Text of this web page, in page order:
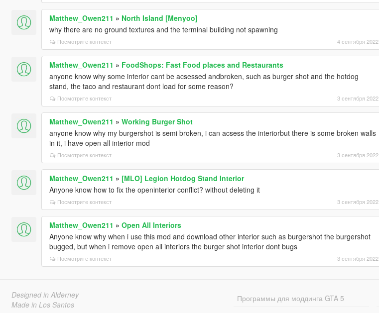
Matthew_Owen211 » North Island [Menyoo]
why there are no ground textures and the terminal building not spawning
Посмотрите контекст 4 сентября 2022
Matthew_Owen211 » FoodShops: Fast Food places and Restaurants
anyone know why some interior cant be acsessed andbroken, such as burger shot and the hotdog
stand, the taco and restaurant dont load for some reason?
Посмотрите контекст 3 сентября 2022
Matthew_Owen211 » Working Burger Shot
anyone know why my burgershot is semi broken, i can acsess the interiorbut there is some broken walls
in it, i have open all interior mod
Посмотрите контекст 3 сентября 2022
Matthew_Owen211 » [MLO] Legion Hotdog Stand Interior
Anyone know how to fix the openinterior conflict? without deleting it
Посмотрите контекст 3 сентября 2022
Matthew_Owen211 » Open All Interiors
Anyone know why when i use this mod and download other interior such as burgershot the burgershot
bugged, but when i remove open all interiors the burger shot interior dont bugs
Посмотрите контекст 3 сентября 2022
Designed in Alderney
Made in Los Santos
Программы для моддинга GTA 5